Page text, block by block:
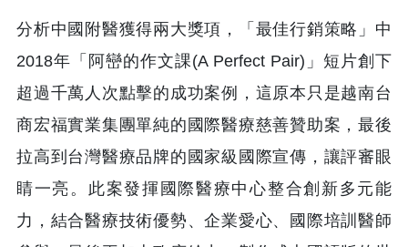
分析中國附醫獲得兩大獎項，「最佳行銷策略」中
2018年「阿巒的作文課(A Perfect Pair)」短片創下
超過千萬人次點擊的成功案例，這原本只是越南台
商宏福實業集團單純的國際醫療慈善贊助案，最後
拉高到台灣醫療品牌的國家級國際宣傳，讓評審眼
睛一亮。此案發揮國際醫療中心整合創新多元能
力，結合醫療技術優勢、企業愛心、國際培訓醫師